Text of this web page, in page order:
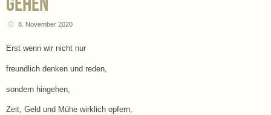
8. November 2020
Erst wenn wir nicht nur
freundlich denken und reden,
sondern hingehen,
Zeit, Geld und Mühe wirklich opfern,